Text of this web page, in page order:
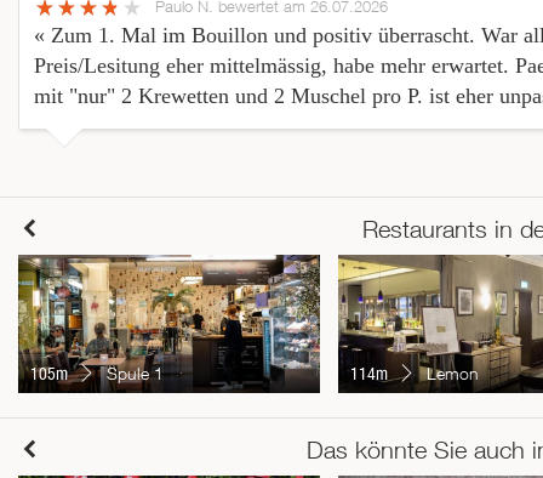
Paulo N. bewertet am 26.07.2026
« Zum 1. Mal im Bouillon und positiv überrascht. War
Preis/Lesitung eher mittelmässig, habe mehr erwartet.
mit "nur" 2 Krewetten und 2 Muschel pro P. ist eher
Restaurants in
105m Spule 1 114m Lemon
Das könnte Sie auch